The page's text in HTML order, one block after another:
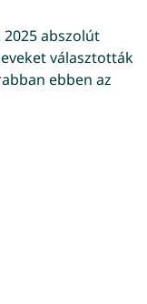
2025 abszolút
választották
ebben az